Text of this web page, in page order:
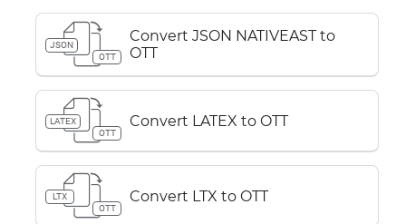
JSON
OTT
Convert JSON NATIVEAST to
OTT
LATEX
OTT
Convert LATEX to OTT
LTX
OTT
Convert LTX to OTT